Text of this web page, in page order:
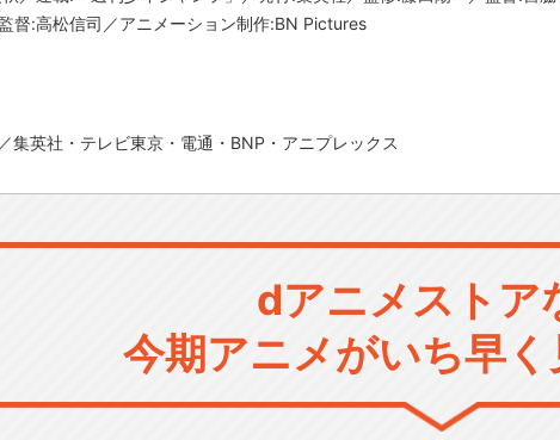
督:高松信司／アニメーション制作:BN Pictures
集英社・テレビ東京・電通・BNP・アニプレックス
dアニメストア
今期アニメがいち早く